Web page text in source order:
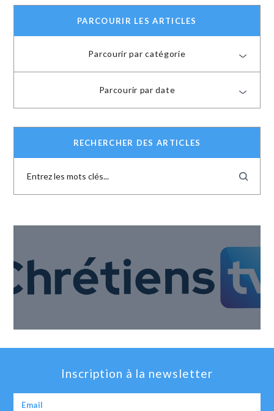
PARCOURIR LES ARTICLES
Parcourir par catégorie
Parcourir par date
RECHERCHER DES ARTICLES
Inscription à la newsletter